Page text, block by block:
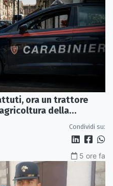
ora un trattore
della
Condividi su:
5 ore fa